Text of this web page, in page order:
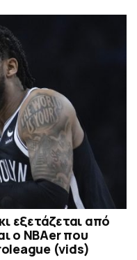
εξετάζεται από
ο ΝΒΑer που
(vids)